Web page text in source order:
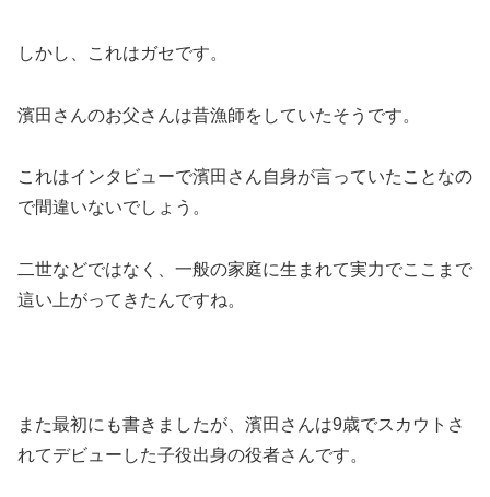
しかし、これはガセです。
濱田さんのお父さんは昔漁師をしていたそうです。
これはインタビューで濱田さん自身が言っていたことなの
で間違いないでしょう。
二世などではなく、一般の家庭に生まれて実力でここまで
這い上がってきたんですね。
また最初にも書きましたが、濱田さんは9歳でスカウトさ
れてデビューした子役出身の役者さんです。